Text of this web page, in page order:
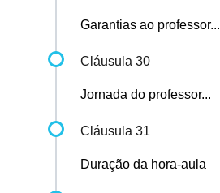
Garantias ao professor...
Cláusula 30
Jornada do professor...
Cláusula 31
Duração da hora-aula